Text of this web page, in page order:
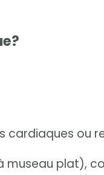
cardiaques ou
museau plat),